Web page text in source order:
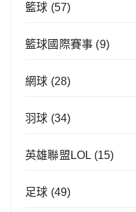
籃球 (57)
籃球國際賽事 (9)
網球 (28)
羽球 (34)
英雄聯盟LOL (15)
足球 (49)